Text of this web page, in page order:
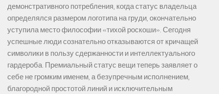
демонстративного потребления, когда статус владельца
определялся размером логотипа на груди, окончательно
уступила место философии «тихой роскоши». Сегодня
успешные люди сознательно отказываются от кричащей
символики в пользу сдержанности и интеллектуального
гардероба. Премиальный статус вещи теперь заявляет о
себе не громким именем, а безупречным исполнением,
благородной простотой линий и исключительным